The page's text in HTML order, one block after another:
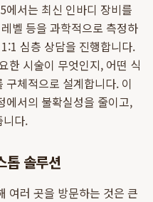
서는 최신 인바디 장비를
벨 등을 과학적으로 측정하
심층 상담을 진행합니다.
한 시술이 무엇인지, 어떤 식
구체적으로 설계합니다. 이
에서의 불확실성을 줄이고,
니다.
톱 솔루션
여러 곳을 방문하는 것은 큰